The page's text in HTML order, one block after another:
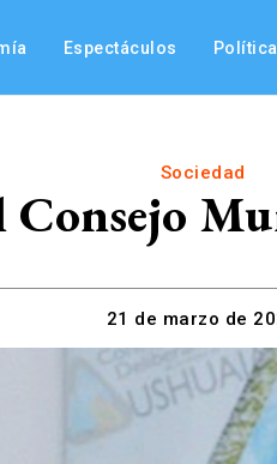
Espectáculos Política
Sociedad
Consejo
21 de marzo de